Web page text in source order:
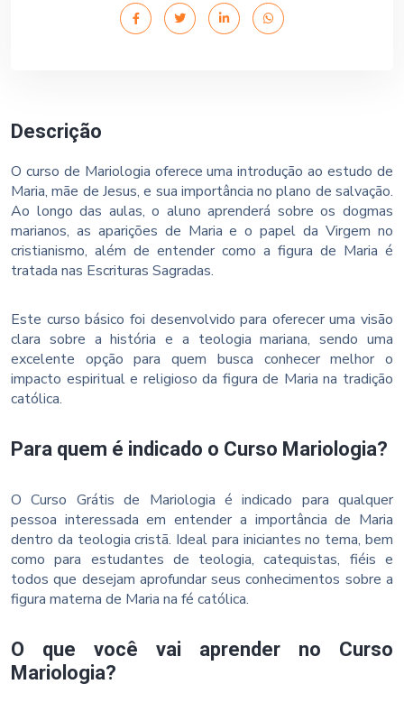
Descrição
O curso de Mariologia oferece uma introdução ao estudo de
Maria, mãe de Jesus, e sua importância no plano de salvação.
Ao longo das aulas, o aluno aprenderá sobre os dogmas
marianos, as aparições de Maria e o papel da Virgem no
cristianismo, além de entender como a figura de Maria é
tratada nas Escrituras Sagradas.
Este curso básico foi desenvolvido para oferecer uma visão
clara sobre a história e a teologia mariana, sendo uma
excelente opção para quem busca conhecer melhor o
impacto espiritual e religioso da figura de Maria na tradição
católica.
Para quem é indicado o Curso Mariologia?
O Curso Grátis de Mariologia é indicado para qualquer
pessoa interessada em entender a importância de Maria
dentro da teologia cristã. Ideal para iniciantes no tema, bem
como para estudantes de teologia, catequistas, fiéis e
todos que desejam aprofundar seus conhecimentos sobre a
figura materna de Maria na fé católica.
O que você vai aprender no Curso
Mariologia?